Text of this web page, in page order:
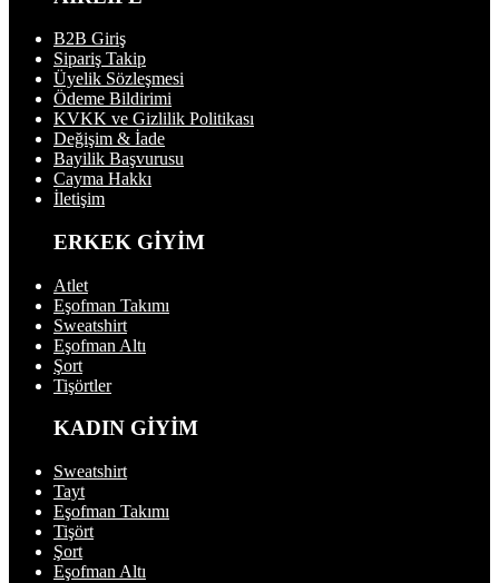
B2B Giriş
Sipariş Takip
Üyelik Sözleşmesi
Ödeme Bildirimi
KVKK ve Gizlilik Politikası
Değişim & İade
Bayilik Başvurusu
Cayma Hakkı
İletişim
ERKEK GİYİM
Atlet
Eşofman Takımı
Sweatshirt
Eşofman Altı
Şort
Tişörtler
KADIN GİYİM
Sweatshirt
Tayt
Eşofman Takımı
Tişört
Şort
Eşofman Altı